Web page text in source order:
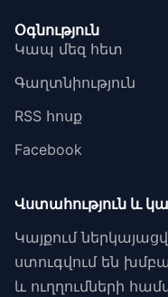
Օգնություն
Կապ մեզ հետ
Գաղտնիություն
RSS հոսք
Facebook
Վստահություն և
Կայքում
ստուգվում են
և ուղղումների